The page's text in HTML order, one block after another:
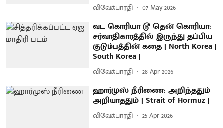
விவேக்பாரதி 07 May 2026
வட கொரியா டூ தென் கொரியா:
சர்வாதிகாரத்தில் இருந்து தப்பிய
குடும்பத்தின் கதை | North Korea |
South Korea |
விவேக்பாரதி 28 Apr 2026
ஹார்முஸ் நீரிணை: அறிந்ததும்
அறியாததும் | Strait of Hormuz |
விவேக்பாரதி 25 Apr 2026